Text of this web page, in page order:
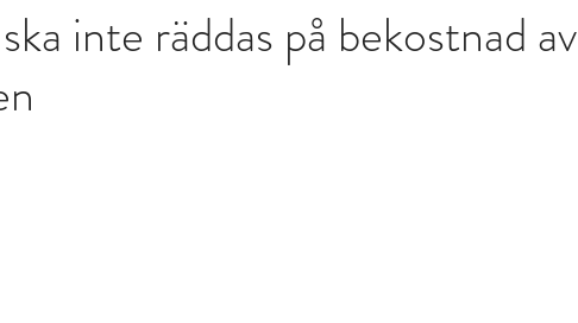
inte räddas på bekostnad av